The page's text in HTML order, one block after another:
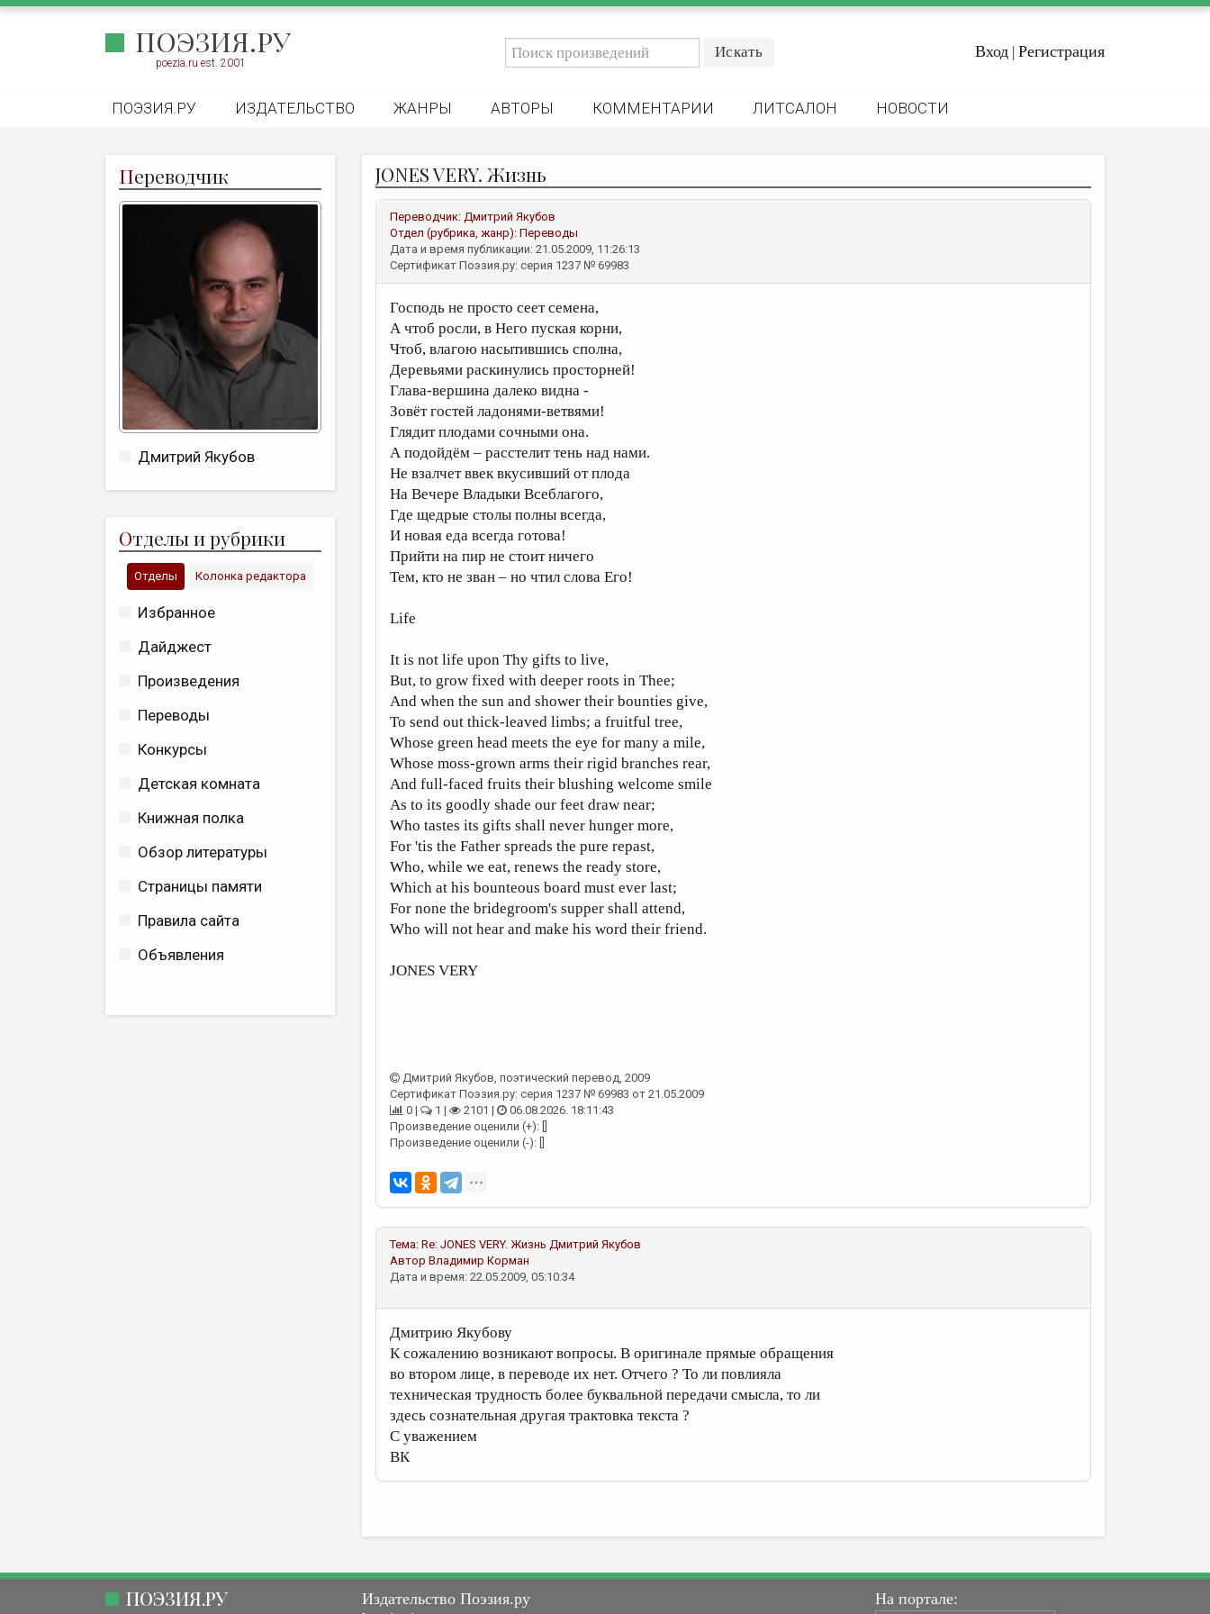
ПОЭЗИЯ.РУ
poezia.ru est. 2001
Вход | Регистрация
ПОЭЗИЯ.РУ ИЗДАТЕЛЬСТВО ЖАНРЫ АВТОРЫ КОММЕНТАРИИ ЛИТСАЛОН НОВОСТИ
Переводчик
Дмитрий Якубов
Отделы и рубрики
Отделы Колонка редактора
Избранное
Дайджест
Произведения
Переводы
Конкурсы
Детская комната
Книжная полка
Обзор литературы
Страницы памяти
Правила сайта
Объявления
JONES VERY. Жизнь
Переводчик: Дмитрий Якубов
Отдел (рубрика, жанр): Переводы
Дата и время публикации: 21.05.2009, 11:26:13
Сертификат Поэзия.ру: серия 1237 № 69983
Господь не просто сеет семена,
А чтоб росли, в Него пуская корни,
Чтоб, влагою насытившись сполна,
Деревьями раскинулись просторней!
Глава-вершина далеко видна -
Зовёт гостей ладонями-ветвями!
Глядит плодами сочными она.
А подойдём – расстелит тень над нами.
Не взалчет ввек вкусивший от плода
На Вечере Владыки Всеблагого,
Где щедрые столы полны всегда,
И новая еда всегда готова!
Прийти на пир не стоит ничего
Тем, кто не зван – но чтил слова Его!
Life
It is not life upon Thy gifts to live,
But, to grow fixed with deeper roots in Thee;
And when the sun and shower their bounties give,
To send out thick-leaved limbs; a fruitful tree,
Whose green head meets the eye for many a mile,
Whose moss-grown arms their rigid branches rear,
And full-faced fruits their blushing welcome smile
As to its goodly shade our feet draw near;
Who tastes its gifts shall never hunger more,
For 'tis the Father spreads the pure repast,
Who, while we eat, renews the ready store,
Which at his bounteous board must ever last;
For none the bridegroom's supper shall attend,
Who will not hear and make his word their friend.
JONES VERY
Дмитрий Якубов, поэтический перевод, 2009
Сертификат Поэзия.ру: серия 1237 № 69983 от 21.05.2009
0 |
1 | 2101 |
06.08.2026. 18:11:43
Произведение оценили (+): []
Произведение оценили (-): []
Тема: Re: JONES VERY. Жизнь Дмитрий Якубов
Автор Владимир Корман
Дата и время: 22.05.2009, 05:10:34
Дмитрию Якубову
К сожалению возникают вопросы. В оригинале прямые обращения
во втором лице, в переводе их нет. Отчего ? То ли повлияла
техническая трудность более буквальной передачи смысла, то ли
здесь сознательная другая трактовка текста ?
С уважением
ВК
ПОЭЗИЯ.РУ Издательство Поэзия.ру На портале: